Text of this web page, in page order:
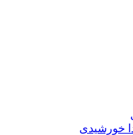
خورشیدی